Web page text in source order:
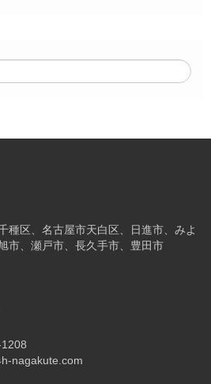
種区、名古屋市天白区、日進市、みよ
市、瀬戸市、長久手市、豊田市
nagakute.com